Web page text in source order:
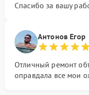
Спасибо за вашу
Антонов Егор
Отличный ремонт
оправдала все мои